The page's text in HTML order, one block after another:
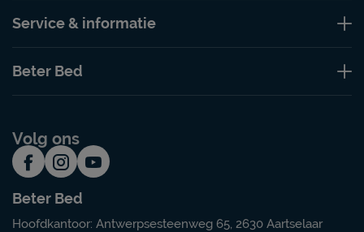
Service & informatie
Beter Bed
Volg ons
Beter Bed
Hoofdkantoor: Antwerpsesteenweg 65, 2630 Aartselaar